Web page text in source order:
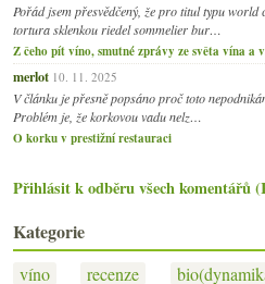
Pořád jsem přesvědčený, že pro titul typu world
tortura sklenkou riedel sommelier bur…
Z čeho pít víno, smutné zprávy ze světa vína a
merlot 10. 11. 2025
V článku je přesně popsáno proč toto
Problém je, že korkovou vadu nelz…
O korku v prestižní restauraci
Přihlásit k odběru všech komentářů
Kategorie
víno recenze